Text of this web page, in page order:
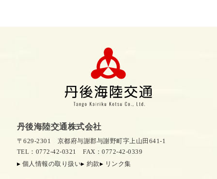
丹後海陸交通株式会社
〒629-2301 京都府与謝郡与謝野町字上山田641-1
TEL：0772-42-0321
FAX：0772-42-0339
個人情報の取り扱い
約款 リンク集